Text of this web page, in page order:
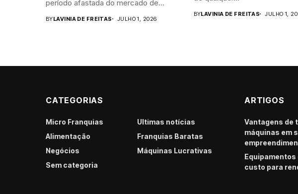
período afastada do mercado de...
BYLAVINIA DE FREITAS JULHO 1, 2026
BYLAVINIA DE FREITAS JULHO 1,
CATEGORIAS
Micro Franquias
Últimas notícias
Alimentação
Franquias Baratas
Negócios
Máquinas Lucrativas
Sem categoria
ARTIGOS
Vantagens de
máquinas em
Equipamentos
custo para